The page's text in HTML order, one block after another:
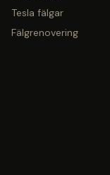
Tesla fälgar
Fälgrenovering